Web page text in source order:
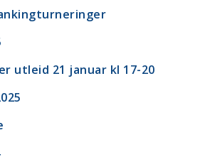
utleid 21 januar kl 17-20